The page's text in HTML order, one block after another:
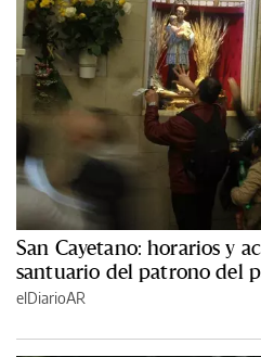
San Cayetano: horarios y
santuario del patrono del
elDiarioAR